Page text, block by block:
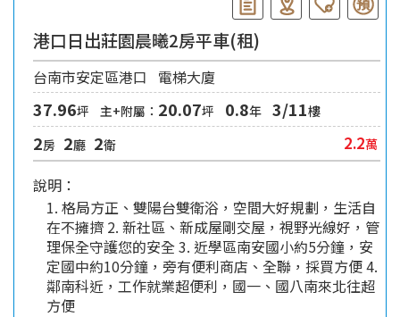
港口日出莊園晨曦2房平車(租)
台南市安定區港口 電梯大廈
37.96坪 主+附屬： 20.07坪 0.8年 3/11樓
2房 2廳 2衛 2.2萬
說明：
1. 格局方正、雙陽台雙衛浴，空間大好規劃，生活自
在不擁擠 2. 新社區、新成屋剛交屋，視野光線好，管
理保全守護您的安全 3. 近學區南安國小約5分鐘，安
定國中約10分鐘，旁有便利商店、全聯，採買方便 4.
鄰南科近，工作就業超便利，國一、國八南來北往超
方便